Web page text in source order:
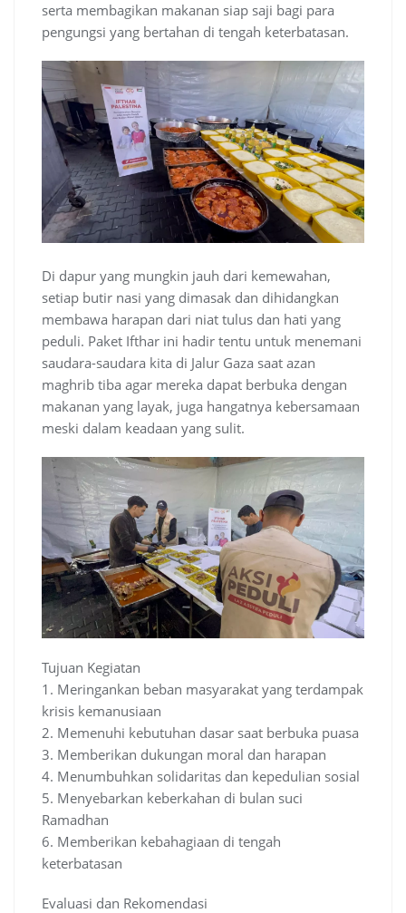
serta membagikan makanan siap saji bagi para
pengungsi yang bertahan di tengah keterbatasan.
Di dapur yang mungkin jauh dari kemewahan,
setiap butir nasi yang dimasak dan dihidangkan
membawa harapan dari niat tulus dan hati yang
peduli. Paket Ifthar ini hadir tentu untuk menemani
saudara-saudara kita di Jalur Gaza saat azan
maghrib tiba agar mereka dapat berbuka dengan
makanan yang layak, juga hangatnya kebersamaan
meski dalam keadaan yang sulit.
Tujuan Kegiatan
1. Meringankan beban masyarakat yang terdampak
krisis kemanusiaan
2. Memenuhi kebutuhan dasar saat berbuka puasa
3. Memberikan dukungan moral dan harapan
4. Menumbuhkan solidaritas dan kepedulian sosial
5. Menyebarkan keberkahan di bulan suci
Ramadhan
6. Memberikan kebahagiaan di tengah
keterbatasan
Evaluasi dan Rekomendasi